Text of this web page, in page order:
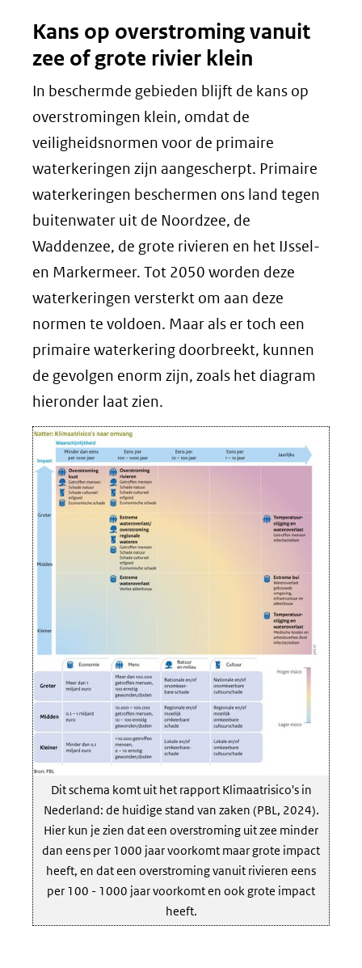
Kans op overstroming vanuit
zee of grote rivier klein
In beschermde gebieden blijft de kans op
overstromingen klein, omdat de
veiligheidsnormen voor de primaire
waterkeringen zijn aangescherpt. Primaire
waterkeringen beschermen ons land tegen
buitenwater uit de Noordzee, de
Waddenzee, de grote rivieren en het IJssel-
en Markermeer. Tot 2050 worden deze
waterkeringen versterkt om aan deze
normen te voldoen. Maar als er toch een
primaire waterkering doorbreekt, kunnen
de gevolgen enorm zijn, zoals het diagram
hieronder laat zien.
Dit schema komt uit het rapport Klimaatrisico's in
Nederland: de huidige stand van zaken (PBL, 2024).
Hier kun je zien dat een overstroming uit zee minder
dan eens per 1000 jaar voorkomt maar grote impact
heeft, en dat een overstroming vanuit rivieren eens
per 100 - 1000 jaar voorkomt en ook grote impact
heeft.